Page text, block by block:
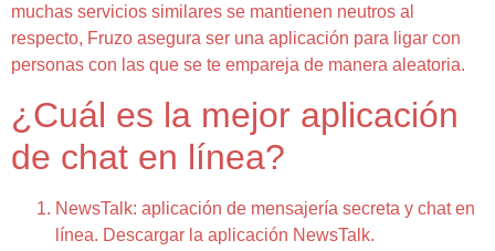
muchas servicios similares se mantienen neutros al
respecto, Fruzo asegura ser una aplicación para ligar con
personas con las que se te empareja de manera aleatoria.
¿Cuál es la mejor aplicación
de chat en línea?
NewsTalk: aplicación de mensajería secreta y chat en
línea. Descargar la aplicación NewsTalk.